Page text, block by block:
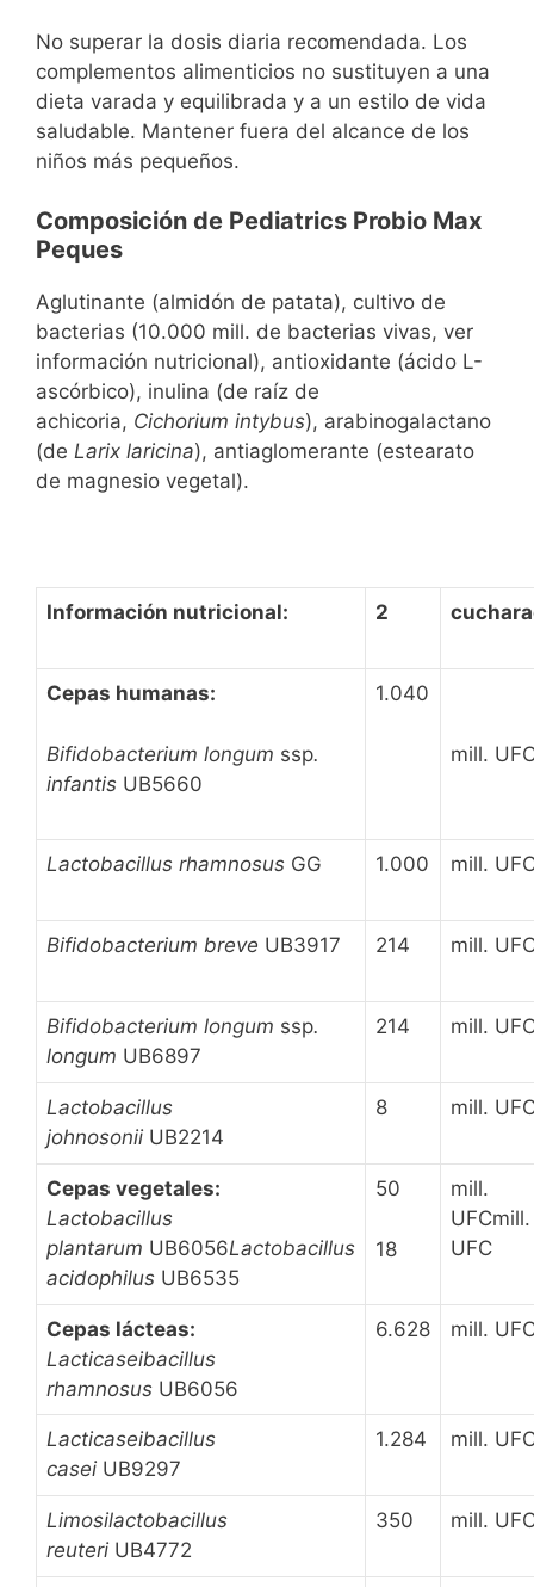
No superar la dosis diaria recomendada. Los
complementos alimenticios no sustituyen a una
dieta varada y equilibrada y a un estilo de vida
saludable. Mantener fuera del alcance de los
niños más pequeños.
Composición de Pediatrics Probio Max
Peques
Aglutinante (almidón de patata), cultivo de
bacterias (10.000 mill. de bacterias vivas, ver
información nutricional), antioxidante (ácido L-
ascórbico), inulina (de raíz de
achicoria, Cichorium intybus), arabinogalactano
(de Larix laricina), antiaglomerante (estearato
de magnesio vegetal).
Información nutricional: 2
Cepas humanas:
Bifidobacterium longum ssp.
infantis UB5660
1.040
mill.
Lactobacillus rhamnosus GG 1.000 mill.
Bifidobacterium breve UB3917 214 mill.
Bifidobacterium longum ssp.
longum UB6897
214 mill.
Lactobacillus
johnosonii UB2214
8 mill.
Cepas vegetales:
Lactobacillus
plantarum UB6056Lactobacillus
acidophilus UB6535
50
18
mill.
UFCmill.
UFC
Cepas lácteas:
Lacticaseibacillus
rhamnosus UB6056
6.628 mill.
Lacticaseibacillus
casei UB9297
1.284 mill.
Limosilactobacillus
reuteri UB4772
350 mill.